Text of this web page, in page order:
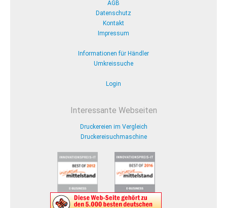
AGB
Datenschutz
Kontakt
Impressum
Informationen für Händler
Umkreissuche
Login
Interessante Webseiten
Druckereien im Vergleich
Druckereisuchmaschine